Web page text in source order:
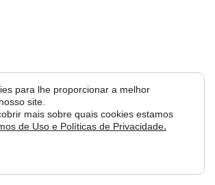
para lhe proporcionar a melhor
site.
mais sobre quais cookies estamos
de Uso e Políticas de Privacidade.